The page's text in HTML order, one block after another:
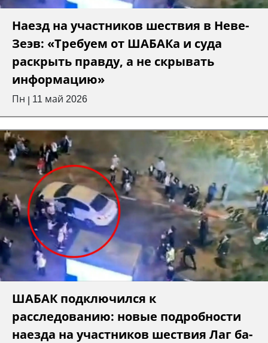
Наезд на участников шествия в Неве-
Зеэв: «Требуем от ШАБАКа и суда
раскрыть правду, а не скрывать
информацию»
Пн 11 май 2026
ШАБАК подключился к
расследованию: новые подробности
наезда на участников шествия Лаг ба-